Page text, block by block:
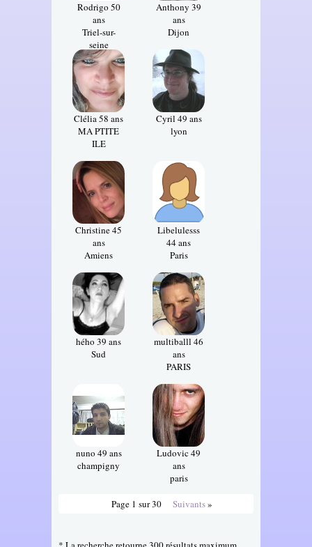
Rodrigo 50
ans
Triel-sur-
seine
Anthony 39
ans
Dijon
Clélia 58 ans
MA PTITE
ILE
Cyril 49 ans
lyon
Christine 45
ans
Amiens
Libelulesss
44 ans
Paris
hého 39 ans
Sud
multiballl 46
ans
PARIS
nuno 49 ans
champigny
Ludovic 49
ans
paris
Page 1 sur 30 Suivants»